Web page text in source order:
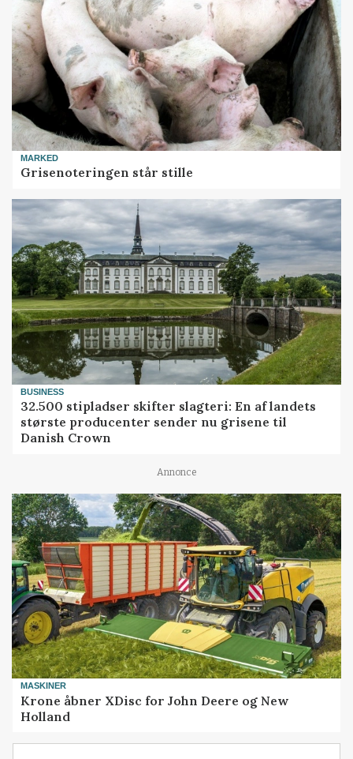
MARKED
Grisenoteringen står stille
BUSINESS
32.500 stipladser skifter slagteri: En af landets
største producenter sender nu grisene til
Danish Crown
Annonce
MASKINER
Krone åbner XDisc for John Deere og New
Holland